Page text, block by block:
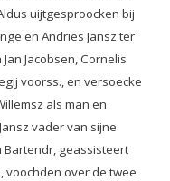
uijtgesproocken bij
en Andries Jansz ter
Jacobsen, Cornelis
voorss., en versoecke
als man en
vader van sijne
geassisteert
voochden over de twee